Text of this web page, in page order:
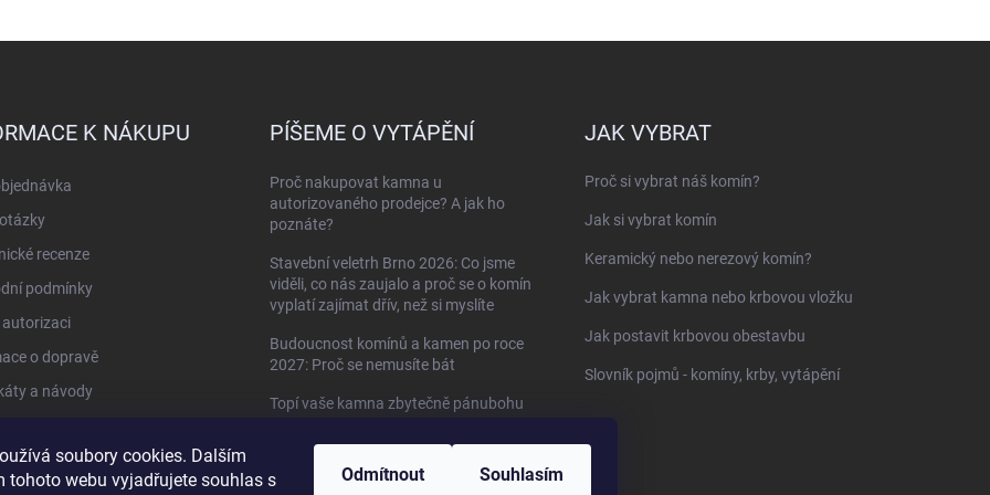
soubory cookies. Dalším
tohoto webu vyjadřujete souhlas s
Odmítnout Souhlasím
K NÁKUPU
recenze
podmínky
autorizaci
o dopravě
a návody
PÍŠEME O VYTÁPĚNÍ
Proč nakupovat kamna u
autorizovaného prodejce? A jak ho
poznáte?
Stavební veletrh Brno 2026: Co jsme
viděli, co nás zaujalo a proč se o komín
vyplatí zajímat dřív, než si myslíte
Budoucnost komínů a kamen po roce
2027: Proč se nemusíte bát
Topí vaše kamna zbytečně pánubohu
HETA Scan-Line 920B s troubou
JAK VYBRAT
Proč si vybrat náš komín?
Jak si vybrat komín
Keramický nebo nerezový komín?
Jak vybrat kamna nebo krbovou vložku
Jak postavit krbovou obestavbu
Slovník pojmů - komíny, krby, vytápění